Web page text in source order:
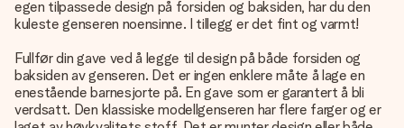
egen tilpassede design på forsiden og baksiden, har du den
kuleste genseren noensinne. I tillegg er det fint og varmt!
Fullfør din gave ved å legge til design på både forsiden og
baksiden av genseren. Det er ingen enklere måte å lage en
enestående barnesjorte på. En gave som er garantert å bli
verdsatt. Den klassiske modellgenseren har flere farger og er